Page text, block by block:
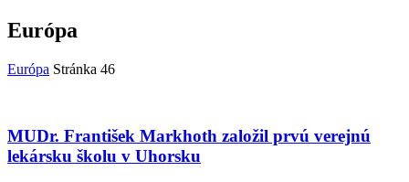
Európa
Európa Stránka 46
MUDr. František Markhoth založil prvú verejnú
lekársku školu v Uhorsku